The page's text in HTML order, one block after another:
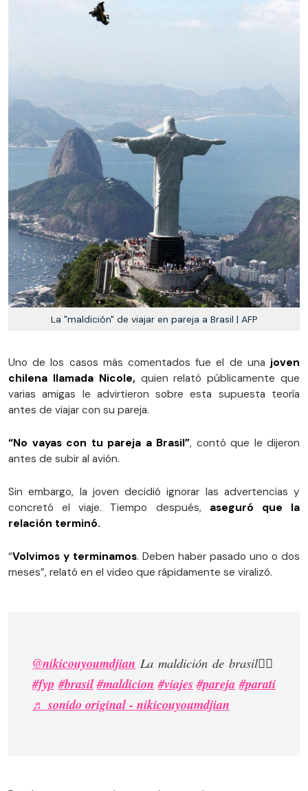
La "maldición" de viajar en pareja a Brasil | AFP
Uno de los casos más comentados fue el de una joven
chilena llamada Nicole, quien relató públicamente que
varias amigas le advirtieron sobre esta supuesta teoría
antes de viajar con su pareja.
“No vayas con tu pareja a Brasil”, contó que le dijeron
antes de subir al avión.
Sin embargo, la joven decidió ignorar las advertencias y
concretó el viaje. Tiempo después, aseguró que la
relación terminó.
“Volvimos y terminamos. Deben haber pasado uno o dos
meses”, relató en el video que rápidamente se viralizó.
@nikicouyoumdjian La maldición de brasil🙂‍↕️
#fyp #brasil #maldicion #viajes #pareja #parati
♬ sonido original - nikicouyoumdjian